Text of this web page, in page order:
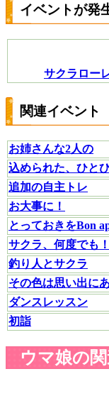
イベントが発
サクラロー
関連イベント
お姉さんな2人の
込められた、ひと
追加の自主トレ
お大事に！
とっておきをBon
サクラ、何度でも！
釣り人とサクラ
その色は思い出に
ダンスレッスン
初詣
ウマ娘の